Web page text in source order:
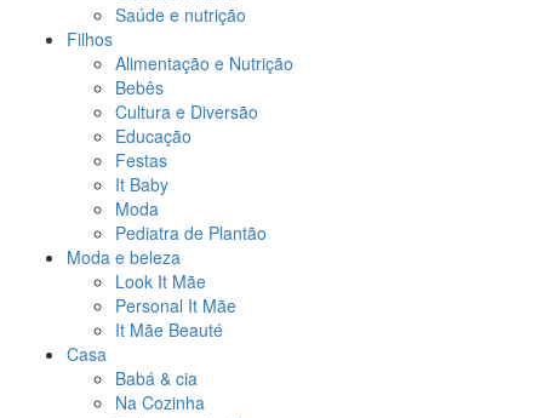
Saúde e nutrição
Filhos
Alimentação e Nutrição
Bebês
Cultura e Diversão
Educação
Festas
It Baby
Moda
Pediatra de Plantão
Moda e beleza
Look It Mãe
Personal It Mãe
It Mãe Beauté
Casa
Babá & cia
Na Cozinha